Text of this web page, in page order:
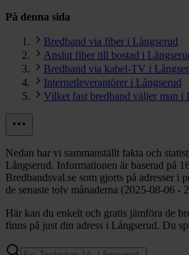
På denna sida
Bredband via fiber i Långserud
Anslut fiber till bostad i
Bredband via kabel-TV i
Internetleverantörer i Långserud
Vilket fast bredband väljer man i
Nedan har vi sammanställt fakta och
Långserud. Informationen är baserad på
Bredbandsval.se som gjorts på adresser i
de senaste tolv månaderna (2025-08-06 -
Här kan du enkelt och gratis jämföra de
finns på just din adress i Långserud. Du